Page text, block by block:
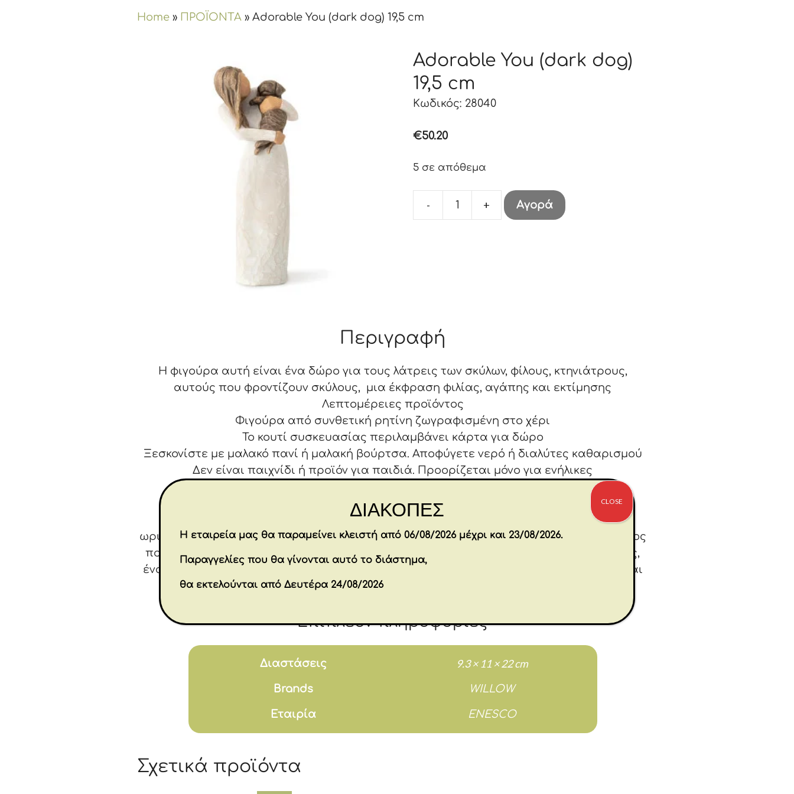
Home » ΠΡΟΪΟΝΤΑ » Adorable You (dark dog) 19,5 cm
Adorable You (dark dog)
19,5 cm
Κωδικός: 28040
€50.20
5 σε απόθεμα
- + Αγορά
Περιγραφή
Η φιγούρα αυτή είναι ένα δώρο για τους λάτρεις των σκύλων, φίλους, κτηνιάτρους,
αυτούς που φροντίζουν σκύλους, μια έκφραση φιλίας, αγάπης και εκτίμησης
Λεπτομέρειες προϊόντος
Φιγούρα από συνθετική ρητίνη ζωγραφισμένη στο χέρι
Το κουτί συσκευασίας περιλαμβάνει κάρτα για δώρο
Ξεσκονίστε με μαλακό πανί ή μαλακή βούρτσα. Αποφύγετε νερό ή διαλύτες καθαρισμού
Δεν είναι παιχνίδι ή προϊόν για παιδιά. Προορίζεται μόνο για ενήλικες
Σχετικά με αυτό το κομμάτι
Ένα κουτάβι φέρνει χαρά, ευφορία και λίγο χάος στο νοικοκυριό στην αρχή, μετά
ωριμάζει με τον καιρό για να γίνει σύντροφος, συμπαίκτης, έμπιστος, πάντα χαρούμενος
που μας βλέπει, ποτέ δεν κουράζεται από την παρουσία μας. Ως μεταφορά της φιλίας,
ένας σκύλος αντιπροσωπεύει την εμπιστοσύνη και την παρηγοριά ενός καλού φίλου και
πώς αυτή η σχέση αποκτά αξία με τα χρόνια. –Susan Lordi
Επιπλέον πληροφορίες
Διαστάσεις 9.3 × 11 × 22 cm
Brands WILLOW
Εταιρία ENESCO
Σχετικά προϊόντα
ΔΙΑΚΟΠΕΣ
Η εταιρεία μας θα παραμείνει κλειστή από 06/08/2026 μέχρι και 23/08/2026.
Παραγγελίες που θα γίνονται αυτό το διάστημα,
θα εκτελούνται από Δευτέρα 24/08/2026
CLOSE